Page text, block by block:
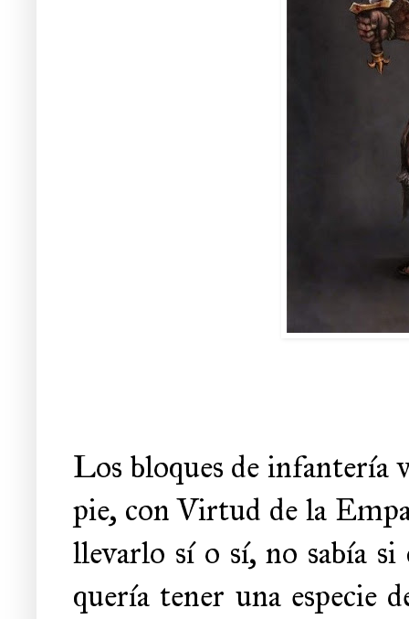
Los bloques de infantería
pie, con Virtud de la
llevarlo sí o sí, no sabía
quería tener una especie